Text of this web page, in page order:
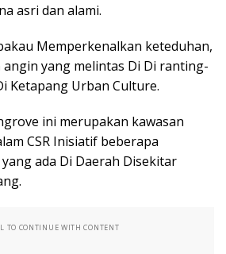
asri dan alami.
Memperkenalkan keteduhan,
yang melintas Di Di ranting-
Ketapang Urban Culture.
ini merupakan kawasan
CSR Inisiatif beberapa
ada Di Daerah Disekitar
TO CONTINUE WITH CONTENT